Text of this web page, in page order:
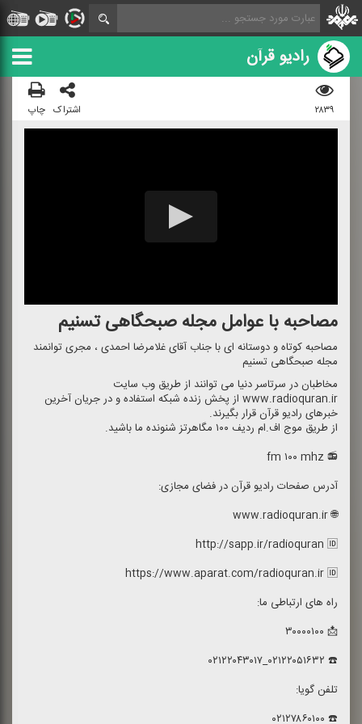
رادیو قرآن
۲۸۳۹ اشتراک چاپ
مصاحبه با عوامل مجله صبحگاهی تسنیم
مصاحبه كوتاه و دوستانه ای با جناب آقای غلامرضا احمدی ، مجری توانمند
مجله صبحگاهی تسنیم
مخاطبان در سرتاسر دنیا می توانند از طریق وب سایت
www.radioquran.ir از پخش زنده شبكه استفاده و در جریان آخرین
خبرهای رادیو قرآن قرار بگیرند.
از طریق موج اف.ام ردیف ۱۰۰ مگاهرتز شنونده ما باشید.
📻 fm ۱۰۰ mhz
آدرس صفحات رادیو قرآن در فضای مجازی:
🌐 www.radioquran.ir
http://sapp.ir/radioquran 🆔
https://www.aparat.com/radioquran.ir 🆔
راه های ارتباطی ما:
📩 ۳۰۰۰۰۱۰۰
☎️ ۰۲۱۲۲۰۵۱۶۳۲_۰۲۱۲۲۰۴۳۰۱۷
تلفن گویا:
☎️ ۰۲۱۲۷۸۶۰۱۰۰